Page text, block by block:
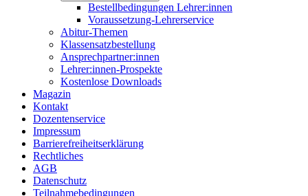
Bestellbedingungen Lehrer:innen
Voraussetzung-Lehrerservice
Abitur-Themen
Klassensatzbestellung
Ansprechpartner:innen
Lehrer:innen-Prospekte
Kostenlose Downloads
Magazin
Kontakt
Dozentenservice
Impressum
Barrierefreiheitserklärung
Rechtliches
AGB
Datenschutz
Teilnahmebedingungen